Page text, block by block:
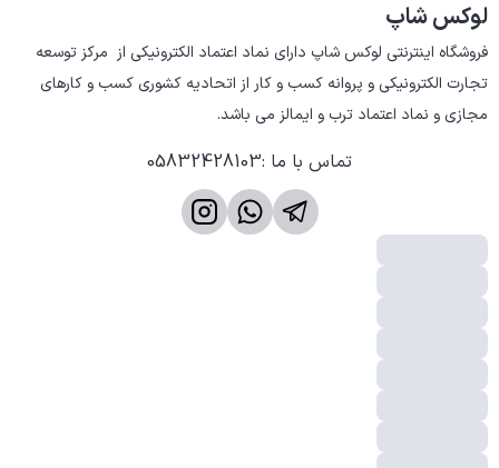
لوکس شاپ
مجازی و نماد اعتماد ترب و ایمالز می باشد.
تماس با ما :
05832428103